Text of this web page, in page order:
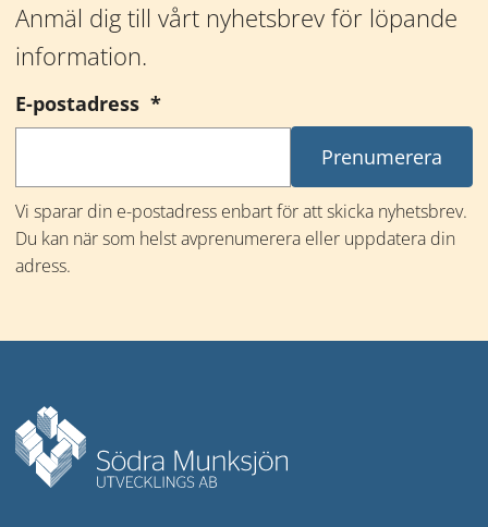
Anmäl dig till vårt nyhetsbrev för löpande
information.
E-postadress *(obligatorisk)
Vi sparar din e-postadress enbart för att skicka nyhetsbrev.
Du kan när som helst avprenumerera eller uppdatera din
adress.